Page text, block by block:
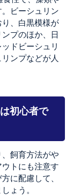
ビーシュリン
、白黒模様が
プのほか、日
ドビーシュリ
ンプなどが人
初心者で
飼育方法がや
トにも注意す
に配慮して、
ょう。